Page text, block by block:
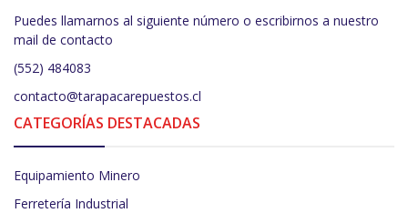
Puedes llamarnos al siguiente número o escribirnos a nuestro
mail de contacto
(552) 484083
contacto@tarapacarepuestos.cl
CATEGORÍAS DESTACADAS
Equipamiento Minero
Ferretería Industrial